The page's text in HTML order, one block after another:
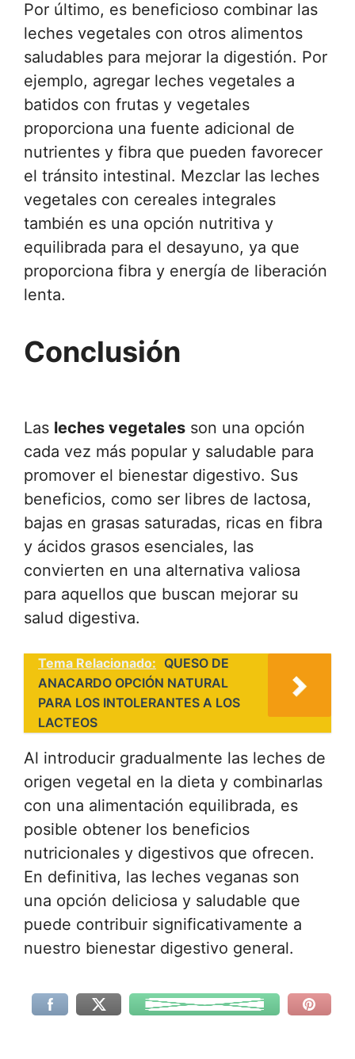
Por último, es beneficioso combinar las
leches vegetales con otros alimentos
saludables para mejorar la digestión. Por
ejemplo, agregar leches vegetales a
batidos con frutas y vegetales
proporciona una fuente adicional de
nutrientes y fibra que pueden favorecer
el tránsito intestinal. Mezclar las leches
vegetales con cereales integrales
también es una opción nutritiva y
equilibrada para el desayuno, ya que
proporciona fibra y energía de liberación
lenta.
Conclusión
Las leches vegetales son una opción
cada vez más popular y saludable para
promover el bienestar digestivo. Sus
beneficios, como ser libres de lactosa,
bajas en grasas saturadas, ricas en fibra
y ácidos grasos esenciales, las
convierten en una alternativa valiosa
para aquellos que buscan mejorar su
salud digestiva.
Tema Relacionado: QUESO DE
ANACARDO OPCIÓN NATURAL
PARA LOS INTOLERANTES A LOS
LACTEOS
Al introducir gradualmente las leches de
origen vegetal en la dieta y combinarlas
con una alimentación equilibrada, es
posible obtener los beneficios
nutricionales y digestivos que ofrecen.
En definitiva, las leches veganas son
una opción deliciosa y saludable que
puede contribuir significativamente a
nuestro bienestar digestivo general.